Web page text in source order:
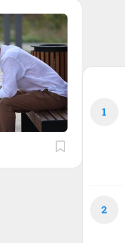
1
2